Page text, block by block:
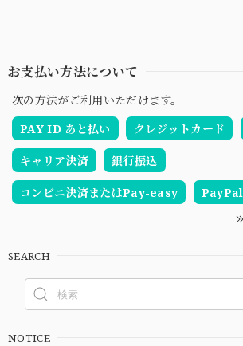
お支払い方法について
次の方法がご利用いただけます。
PAY ID あと払い
クレジットカード
キャリア決済 銀行振込
コンビニ決済またはPay-easy PayPal
SEARCH
NOTICE